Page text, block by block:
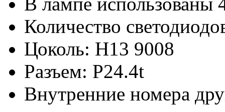
Количество
Цоколь: H13 9008
Разъем: P24.4t
Внутренние номера